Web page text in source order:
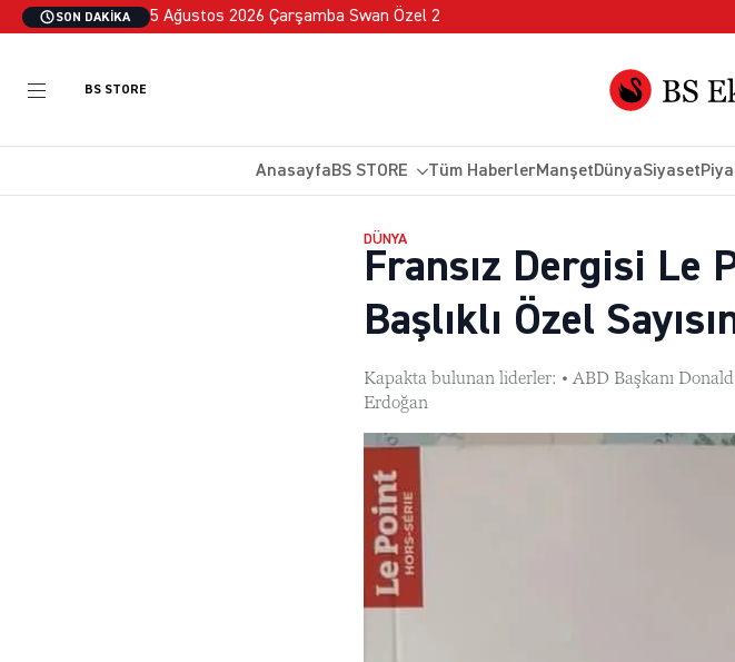
SON DAKIKA 5 Ağustos 2026 Çarşamba Swan Özel 2
BS STORE
AnasayfaBS STORE Tüm HaberlerManşetDünyaSiyaset
DÜNYA
Fransız Dergisi Le
Başlıklı Özel
Kapakta bulunan liderler: • ABD Başkanı
Erdoğan